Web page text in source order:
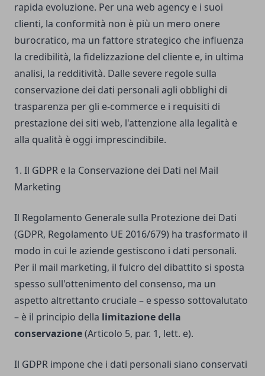
rapida evoluzione. Per una web agency e i suoi
clienti, la conformità non è più un mero onere
burocratico, ma un fattore strategico che influenza
la credibilità, la fidelizzazione del cliente e, in ultima
analisi, la redditività. Dalle severe regole sulla
conservazione dei dati personali agli obblighi di
trasparenza per gli e-commerce e i requisiti di
prestazione dei siti web, l'attenzione alla legalità e
alla qualità è oggi imprescindibile.
1. Il GDPR e la Conservazione dei Dati nel Mail
Marketing
Il Regolamento Generale sulla Protezione dei Dati
(GDPR, Regolamento UE 2016/679) ha trasformato il
modo in cui le aziende gestiscono i dati personali.
Per il mail marketing, il fulcro del dibattito si sposta
spesso sull'ottenimento del consenso, ma un
aspetto altrettanto cruciale – e spesso sottovalutato
– è il principio della limitazione della
conservazione(Articolo 5, par. 1, lett. e).
Il GDPR impone che i dati personali siano conservati